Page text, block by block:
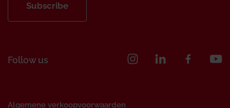
Subscribe
Follow us
Algemene verkoopvoorwaarden